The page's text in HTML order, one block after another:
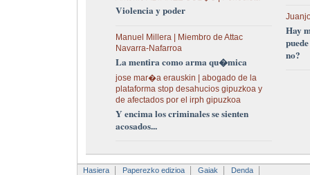
Violencia y poder
Manuel Millera | Miembro de Attac
Navarra-Nafarroa
La mentira como arma qu�mica
jose mar�a erauskin | abogado de la
plataforma stop desahucios gipuzkoa y
de afectados por el irph gipuzkoa
Y encima los criminales se sienten
acosados...
Hay
no?
Hasiera Paperezko edizioa Gaiak
Denda